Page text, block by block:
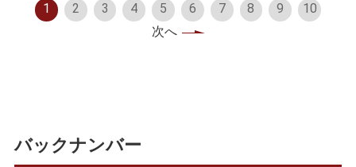
1 2 3 4 5 6 7 8 9
10
次へ
バックナンバー